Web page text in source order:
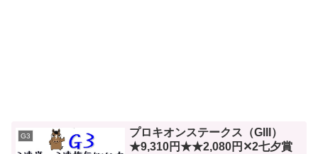
G3
プロキオンステークス（GIII）
★9,310円★★2,080円✕2七夕賞